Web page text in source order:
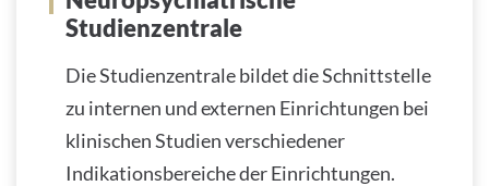
Studienzentrale
Die Studienzentrale bildet die Schnittstelle
zu internen und externen Einrichtungen bei
klinischen Studien verschiedener
Indikationsbereiche der Einrichtungen.